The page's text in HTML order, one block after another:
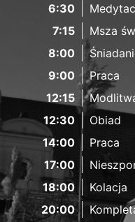
6:30
7:15
Msza
8:00
9:00
Praca
12:15
12:30
Obiad
14:00
Praca
17:00
18:00
Kolacja
20:00